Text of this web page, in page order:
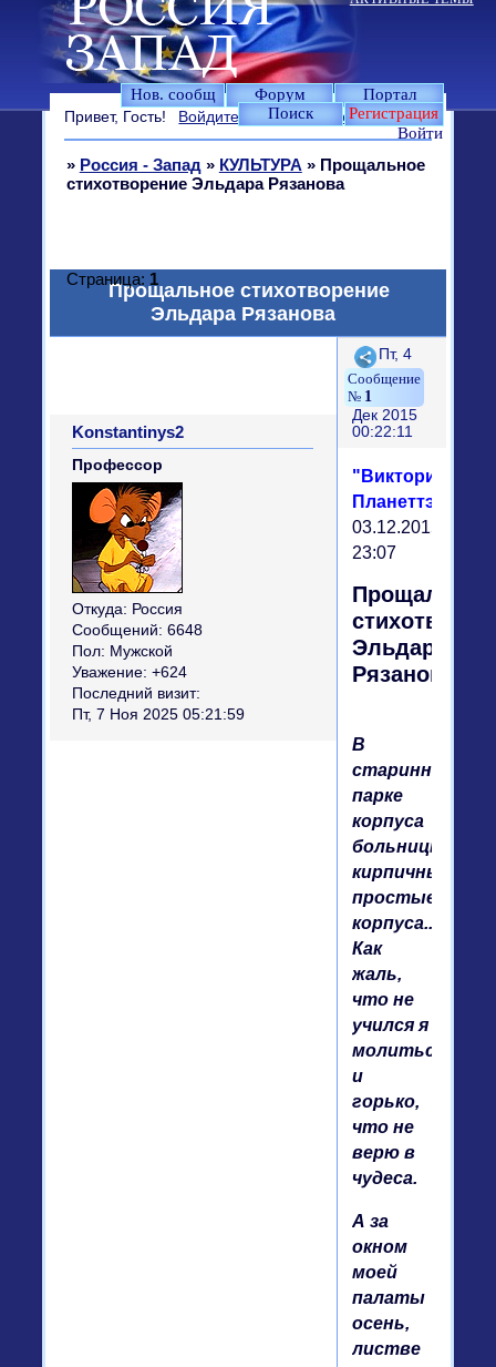
Нов. сообщ Форум
Портал
Поиск
Регистрация
Войти
Привет, Гость! Войдите илизарегистрируйтесь.
» Россия - Запад » КУЛЬТУРА » Прощальное
стихотворение Эльдара Рязанова
Прощальное стихотворение
Эльдара Рязанова
Страница: 1
Поделиться
1
Пт, 4
Дек 2015
00:22:11
Konstantinys2
Профессор
Откуда: Россия
Сообщений: 6648
Пол: Мужской
Уважение: +624
Последний визит:
Пт, 7 Ноя 2025 05:21:59
"Виктория
Планеттэр"
03.12.2015
23:07
Прощальное
Эльдара
Рязанова
В
старинном
парке
корпуса
больницы,
кирпичные
простые
корпуса...
Как
жаль,
что не
учился я
молиться,
и
горько,
что не
верю в
чудеса.
А за
окном
моей
палаты
осень,
листве